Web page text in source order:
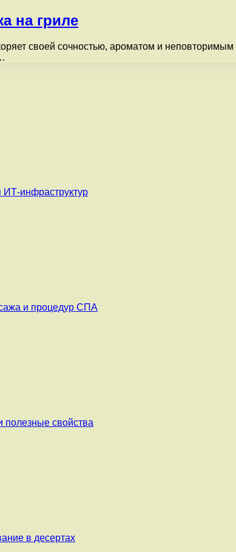
на гриле
своей сочностью, ароматом и
ИТ-инфраструктур
и процедур СПА
полезные свойства
в десертах